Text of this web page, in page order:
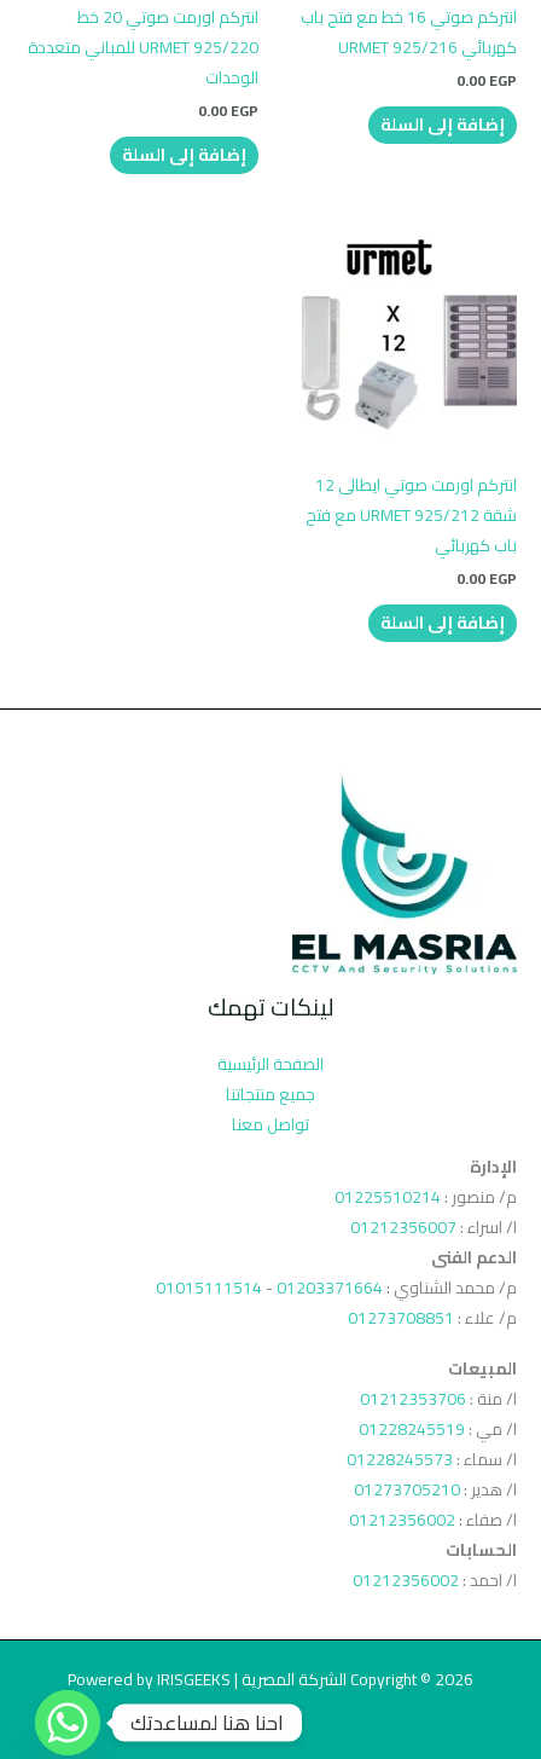
انتركم صوتي 16 خط مع فتح باب
كهربائي URMET 925/216
0.00EGP
إضافة إلى السلة
انتركم اورمت صوتي 20 خط
URMET 925/220 للمباني متعددة
الوحدات
0.00EGP
إضافة إلى السلة
انتركم اورمت صوتي ايطالى 12
شقة URMET 925/212 مع فتح
باب كهربائي
0.00EGP
إضافة إلى السلة
لينكات تهمك
الصفحة الرئيسية
جميع منتجاتنا
تواصل معنا
الإدارة
م/ منصور :01225510214
ا/ اسراء :01212356007
الدعم الفنى
م/ محمد الشناوي :01203371664
-
01015111514
م/ علاء : 01273708851
المبيعات
ا/ منة :01212353706
ا/ مي :01228245519
ا/ سماء :01228245573
ا/ هدير :01273705210
ا/ صفاء :01212356002
الحسابات
ا/ احمد :01212356002
Copyright © 2026 الشركة المصرية | Powered by IRISGEEKS
احنا هنا لمساعدتك